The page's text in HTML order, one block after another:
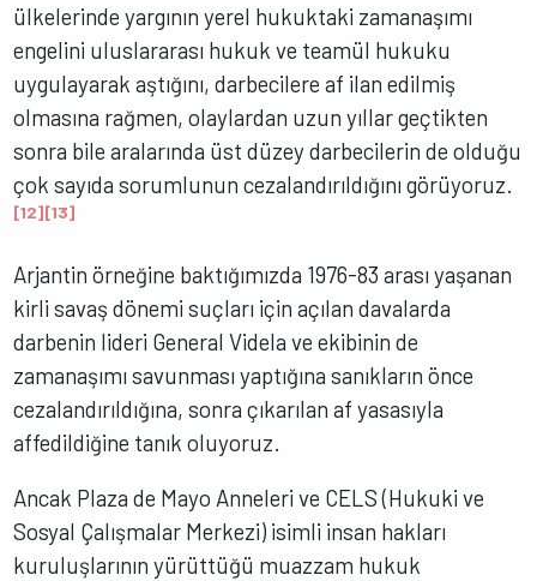
ülkelerinde yargının yerel hukuktaki zamanaşımı
engelini uluslararası hukuk ve teamül hukuku
uygulayarak aştığını, darbecilere af ilan edilmiş
olmasına rağmen, olaylardan uzun yıllar geçtikten
sonra bile aralarında üst düzey darbecilerin de olduğu
çok sayıda sorumlunun cezalandırıldığını görüyoruz.
[12][13]
Arjantin örneğine baktığımızda 1976-83 arası yaşanan
kirli savaş dönemi suçları için açılan davalarda
darbenin lideri General Videla ve ekibinin de
zamanaşımı savunması yaptığına sanıkların önce
cezalandırıldığına, sonra çıkarılan af yasasıyla
affedildiğine tanık oluyoruz.
Ancak Plaza de Mayo Anneleri ve CELS (Hukuki ve
Sosyal Çalışmalar Merkezi) isimli insan hakları
kuruluşlarının yürüttüğü muazzam hukuk